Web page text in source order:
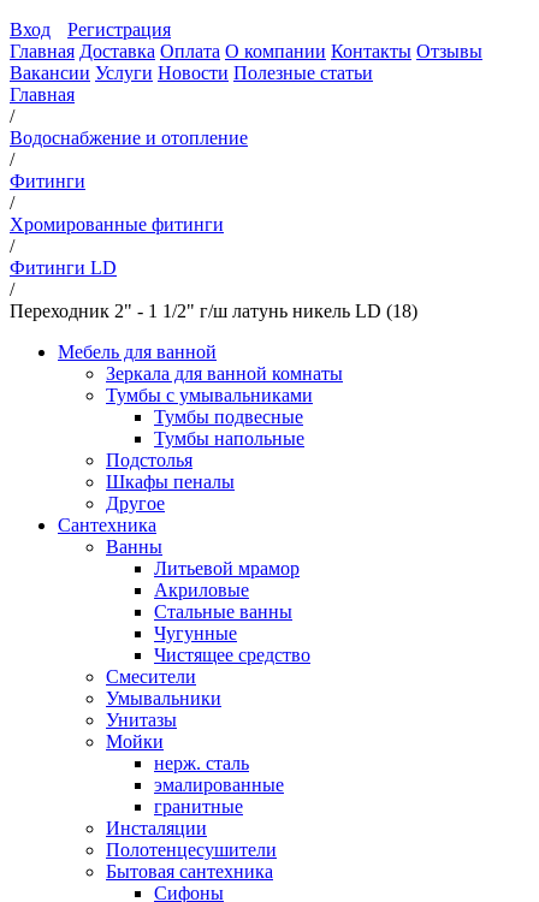
Вход
Регистрация
Главная Доставка Оплата О компании Контакты Отзывы
Вакансии Услуги Новости Полезные статьи
Главная
/
Водоснабжение и отопление
/
Фитинги
/
Хромированные фитинги
/
Фитинги LD
/
Переходник 2" - 1 1/2" г/ш латунь никель LD (18)
Мебель для ванной
Зеркала для ванной комнаты
Тумбы с умывальниками
Тумбы подвесные
Тумбы напольные
Подстолья
Шкафы пеналы
Другое
Сантехника
Ванны
Литьевой мрамор
Акриловые
Стальные ванны
Чугунные
Чистящее средство
Смесители
Умывальники
Унитазы
Мойки
нерж. сталь
эмалированные
гранитные
Инсталяции
Полотенцесушители
Бытовая сантехника
Сифоны